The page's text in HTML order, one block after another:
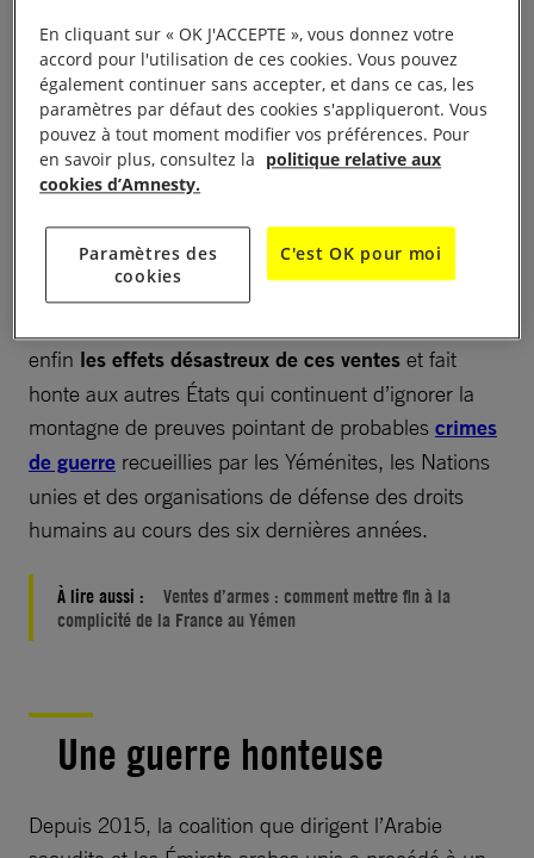
Vous avez dit complicité ?
Depuis des années, nous alertons les États
occidentaux sur le fait qu’ils risquent de se rendre
complices de crimes de guerre, s’ils continuent de
enfin les effets désastreux de ces ventes et fait
honte aux autres États qui continuent d’ignorer la
montagne de preuves pointant de probables crimes
de guerre recueillies par les Yéménites, les Nations
unies et des organisations de défense des droits
humains au cours des six dernières années.
À lire aussi :
Ventes d’armes : comment mettre fin à la
complicité de la France au Yémen
Une guerre honteuse
Depuis 2015, la coalition que dirigent l’Arabie
En cliquant sur « OK J'ACCEPTE », vous donnez votre
accord pour l'utilisation de ces cookies. Vous pouvez
également continuer sans accepter, et dans ce cas, les
paramètres par défaut des cookies s'appliqueront. Vous
pouvez à tout moment modifier vos préférences. Pour
en savoir plus, consultez la politique relative aux
cookies d’Amnesty.
Paramètres des
cookies
C'est OK pour moi